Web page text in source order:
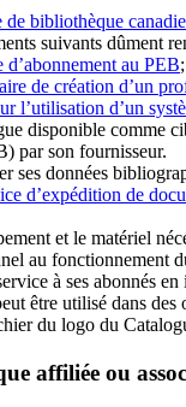
bibliothèque
suivants dûment
d’abonnement au PEB;
de création d’un
l’utilisation d’un
disponible comme
par son fournisseur.
ses données
d’expédition de
et le matériel
au fonctionnement
à ses abonnés
être utilisé dans des
du logo du
affiliée ou